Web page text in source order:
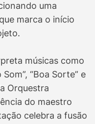
uma
marca o início
músicas como
Som”, “Boa Sorte” e
Orquestra
do maestro
celebra a fusão